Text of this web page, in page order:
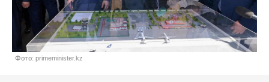
Фото: primeminister.kz